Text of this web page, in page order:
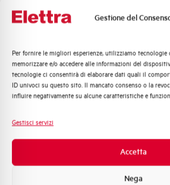
Gestione del
Per fornire le migliori esperienze, utilizziamo tecnologie
memorizzare e/o accedere alle informazioni del
tecnologie ci consentirà di elaborare dati quali il
ID univoci su questo sito. Il mancato consenso o la
influire negativamente su alcune caratteristiche e
Gestisci servizi
Accetta
Nega
Quali argomenti ti interessano
Distribuzione di Energia
Automazione Industriale
Sistema Quadri
Promozioni e offerte
Formazione tecnica